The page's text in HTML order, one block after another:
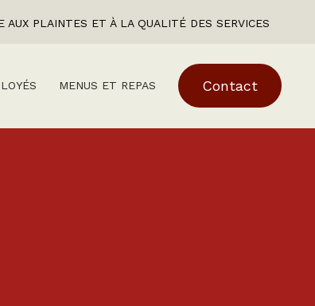
AUX PLAINTES ET À LA QUALITÉ DES SERVICES
MENUS ET REPAS Contact